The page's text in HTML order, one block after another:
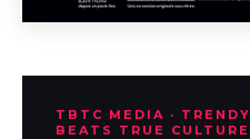
TBTC MEDIA · TRENDY
BEATS TRUE CULTURE